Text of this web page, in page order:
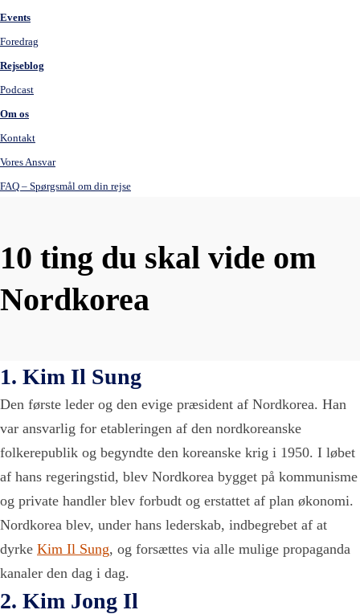
Events
Foredrag
Rejseblog
Podcast
Om os
Kontakt
Vores Ansvar
FAQ – Spørgsmål om din rejse
10 ting du skal vide om
Nordkorea
1. Kim Il Sung
Den første leder og den evige præsident af Nordkorea. Han
var ansvarlig for etableringen af den nordkoreanske
folkerepublik og begyndte den koreanske krig i 1950. I løbet
af hans regeringstid, blev Nordkorea bygget på kommunisme
og private handler blev forbudt og erstattet af plan økonomi.
Nordkorea blev, under hans lederskab, indbegrebet af at
dyrke Kim Il Sung, og forsættes via alle mulige propaganda
kanaler den dag i dag.
2. Kim Jong Il